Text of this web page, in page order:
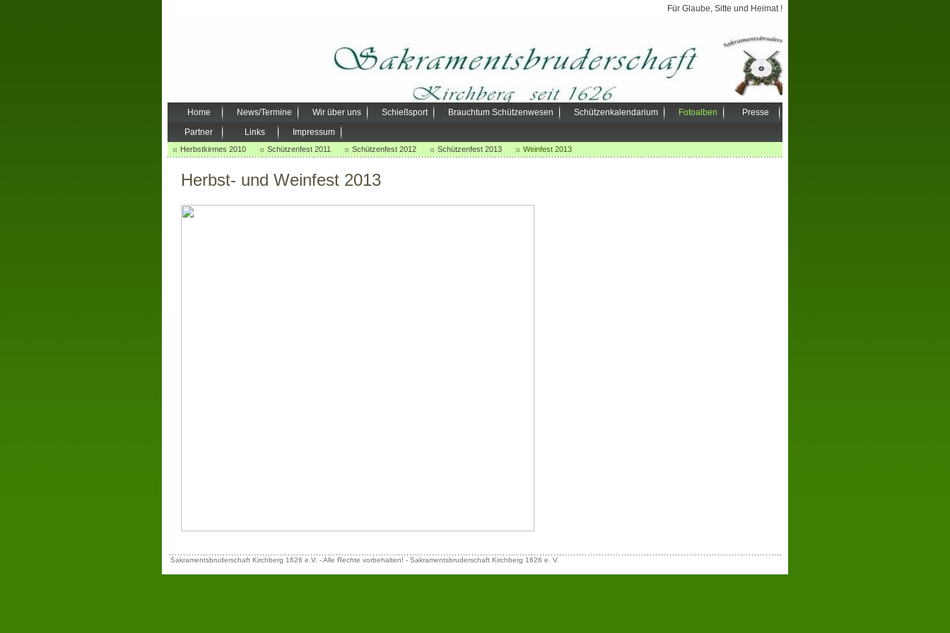
Für Glaube, Sitte und Heimat !
Home News/Termine Wir über uns Schießsport Brauchtum Schützenwesen Schützenkalendarium Fotoalben
Presse
Partner
Links Impressum
Herbstkirmes 2010 Schützenfest 2011 Schützenfest 2012 Schützenfest 2013 Weinfest 2013
Herbst- und Weinfest 2013
Sakramentsbruderschaft Kirchberg 1626 e.V. - Alle Rechte vorbehalten! - Sakramentsbruderschaft Kirchberg 1626 e. V.